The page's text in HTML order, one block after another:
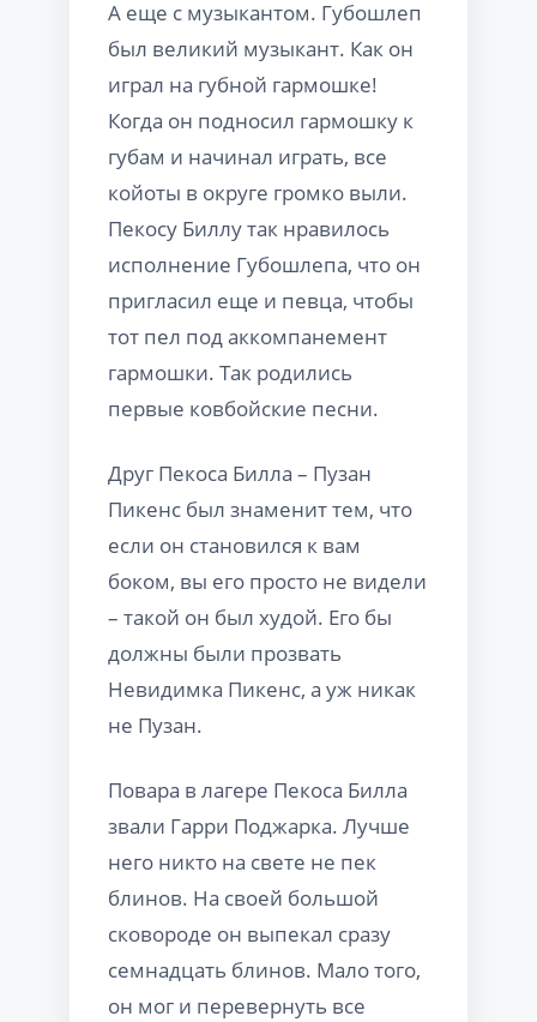
А еще с музыкантом. Губошлеп
был великий музыкант. Как он
играл на губной гармошке!
Когда он подносил гармошку к
губам и начинал играть, все
койоты в округе громко выли.
Пекосу Биллу так нравилось
исполнение Губошлепа, что он
пригласил еще и певца, чтобы
тот пел под аккомпанемент
гармошки. Так родились
первые ковбойские песни.
Друг Пекоса Билла – Пузан
Пикенс был знаменит тем, что
если он становился к вам
боком, вы его просто не видели
– такой он был худой. Его бы
должны были прозвать
Невидимка Пикенс, а уж никак
не Пузан.
Повара в лагере Пекоса Билла
звали Гарри Поджарка. Лучше
него никто на свете не пек
блинов. На своей большой
сковороде он выпекал сразу
семнадцать блинов. Мало того,
он мог и перевернуть все